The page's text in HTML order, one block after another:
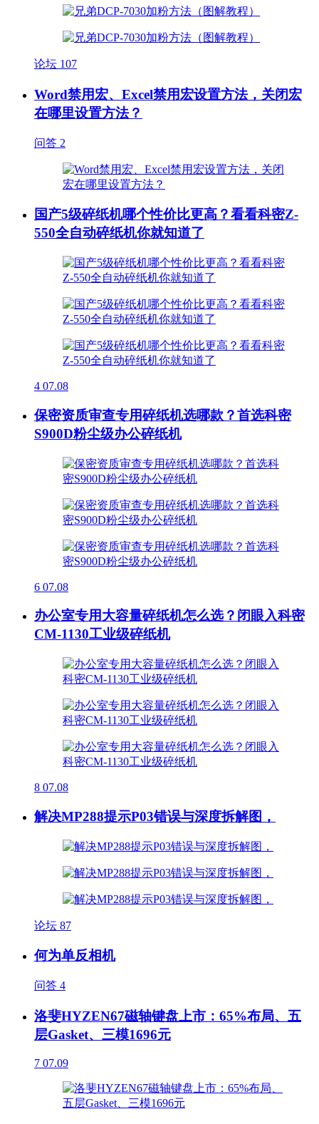
论坛 107
Word禁用宏、Excel禁用宏设置方法，关闭宏
在哪里设置方法？
问答 2
国产5级碎纸机哪个性价比更高？看看科密Z-
550全自动碎纸机你就知道了
4 07.08
保密资质审查专用碎纸机选哪款？首选科密
S900D粉尘级办公碎纸机
6 07.08
办公室专用大容量碎纸机怎么选？闭眼入科密
CM-1130工业级碎纸机
8 07.08
解决MP288提示P03错误与深度拆解图，
论坛 87
何为单反相机
问答 4
洛斐HYZEN67磁轴键盘上市：65%布局、五
层Gasket、三模1696元
7 07.09